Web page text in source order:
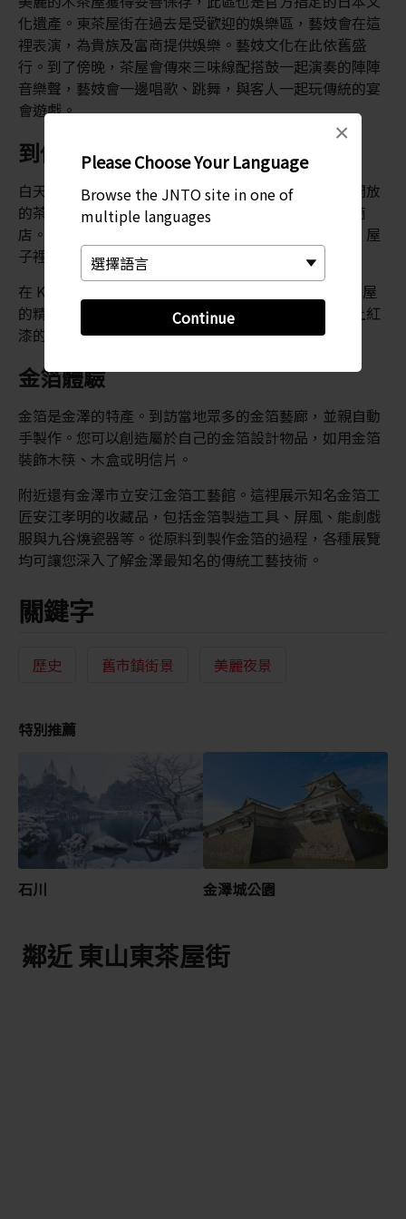
Please Choose Your Language
Browse the JNTO site in one of
multiple languages
Continue
×
化遺產。東茶屋街在過去是受歡迎的娛樂區，藝妓會在這
裡表演，為貴族及富商提供娛樂。藝妓文化在此依舊盛
行。到了傍晚，茶屋會傳來三味線配搭鼓一起演奏的陣陣
音樂聲，藝妓會一邊唱歌、跳舞，與客人一起玩傳統的宴
會遊戲。
到傳統茶屋一探究竟
白天可以到東茶屋街的狹窄街道漫步閒逛，到訪對外開放
的茶屋、由茶屋改建的咖啡室與餐廳，或售賣金箔的商
店。志摩藝妓屋與 Kaikaro 均為對外開放參觀的茶屋，屋
子裡均設有有趣的擺設。
在 Kaikaro，您可以一邊享用茶飲或甜品，一邊欣賞茶屋
的精緻建築風格與室內設計。您可以看見一整座以漆上紅
漆的樓梯，以及晚上會有藝妓表演的傳統榻榻米和室。
金箔體驗
金箔是金澤的特產。到訪當地眾多的金箔藝廊，並親自動
手製作。您可以創造屬於自己的金箔設計物品，如用金箔
裝飾木筷、木盒或明信片。
附近還有金澤市立安江金箔工藝館。這裡展示知名金箔工
匠安江孝明的收藏品，包括金箔製造工具、屏風、能劇戲
服與九谷燒瓷器等。從原料到製作金箔的過程，各種展覽
均可讓您深入了解金澤最知名的傳統工藝技術。
關鍵字
歷史 舊市鎮街景 美麗夜景
特別推薦
石川 金澤城公園
鄰近 東山東茶屋街